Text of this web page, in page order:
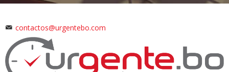
contactos@urgentebo.com